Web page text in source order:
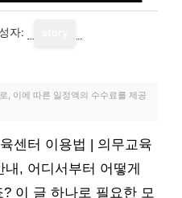
자:
, 이에 따른 일정액의 수수료를 제공
센터 이용법 | 의무교육
, 어디서부터 어떻게
이 글 하나로 필요한 모